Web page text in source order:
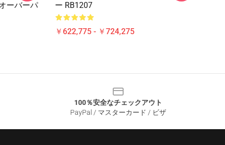
ーバーパ
ー RB1207
￥622,775 - ￥724,275
100％安全なチェックアウト
PayPal / マスターカード / ビザ